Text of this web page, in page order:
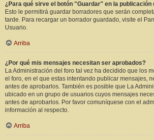
¿Para qué sirve el botón "Guardar" en la publicación
Esto le permitirá guardar borradores que serán
tarde. Para recargar un borrador guardado, visite el
Usuario.
Arriba
¿Por qué mis mensajes necesitan ser aprobados?
La Administración del foro tal vez ha decidido que los
el foro, en el que estas intentando publicar mensajes,
antes de aprobarlos. También es posible que La
ubicado en un grupo de usuarios cuyos mensajes
antes de aprobarlos. Por favor comuníquese con el
información al respecto.
Arriba